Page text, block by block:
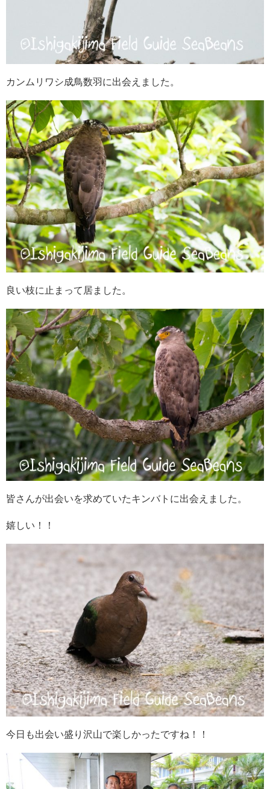
カンムリワシ成鳥数羽に出会えました。
良い枝に止まって居ました。
皆さんが出会いを求めていたキンバトに出会えました。
嬉しい！！
今日も出会い盛り沢山で楽しかったですね！！